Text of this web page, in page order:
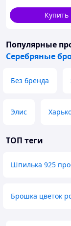
Купить
Популярные
Серебряные
Без бренда
Элис
ТОП теги
Шпилька 925
Брошка цветок